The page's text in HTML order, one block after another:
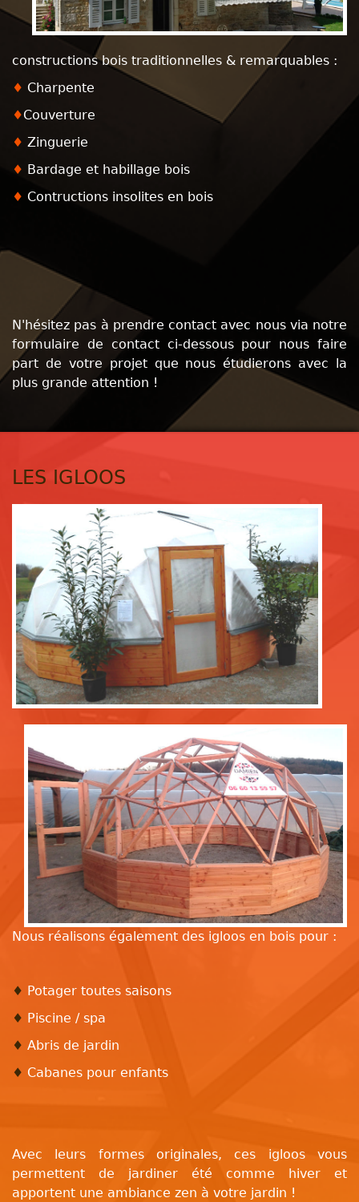
constructions bois traditionnelles & remarquables :
♦ Charpente
♦Couverture
♦ Zinguerie
♦ Bardage et habillage bois
♦ Contructions insolites en bois
N'hésitez pas à prendre contact avec nous via notre
formulaire de contact ci-dessous pour nous faire
part de votre projet que nous étudierons avec la
plus grande attention !
LES IGLOOS
Nous réalisons également des igloos en bois pour :
♦ Potager toutes saisons
♦ Piscine / spa
♦ Abris de jardin
♦ Cabanes pour enfants
Avec leurs formes originales, ces igloos vous
permettent de jardiner été comme hiver et
apportent une ambiance zen à votre jardin !